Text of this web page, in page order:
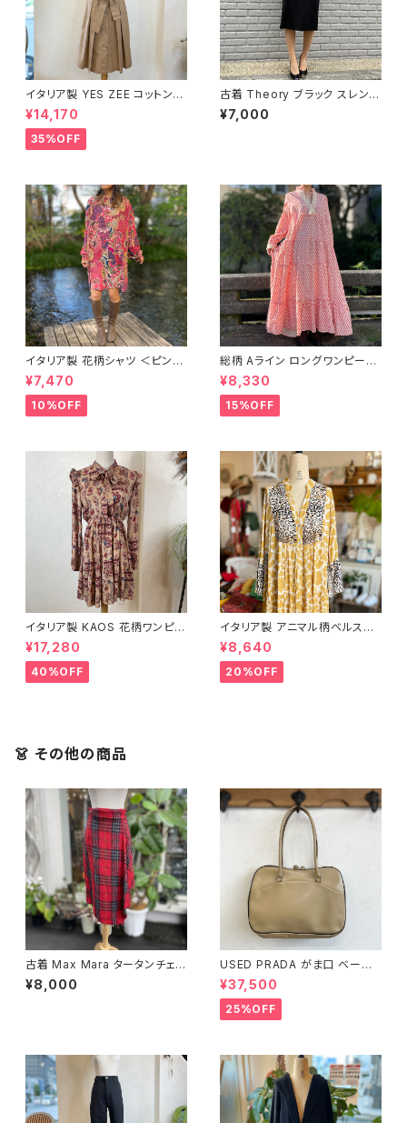
イタリア製 YES ZEE コットン10
0% プリーツワンピース
¥14,170
35%OFF
古着 Theory ブラック スレンダ
ーライン ドレス
¥7,000
イタリア製 花柄シャツ ＜ピンク
＞
¥7,470
10%OFF
総柄 Aライン ロングワンピース
＜レッド＞
¥8,330
15%OFF
イタリア製 KAOS 花柄ワンピー
ス＜ベージュ＞
¥17,280
40%OFF
イタリア製 アニマル柄ベルスリ
ーブワンピース＜イエロー＞
¥8,640
20%OFF
👗 その他の商品
古着 Max Mara タータンチェッ
ク レッド巻きスカート
¥8,000
USED PRADA がま口 ベージ
ュ ハンドバッグ
¥37,500
25%OFF